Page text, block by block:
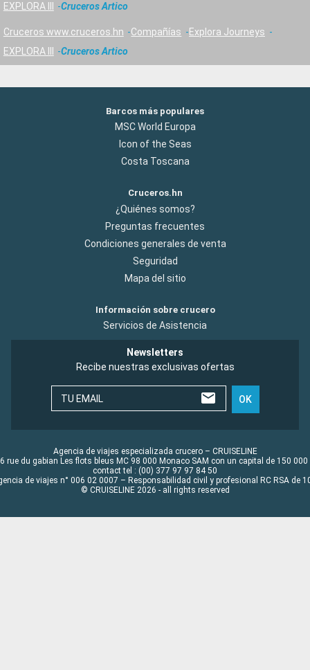
EXPLORA III
Cruceros Artico
Cruceros www.cruceros.hn Compañías
Explora Journeys
EXPLORA III
Cruceros Artico
Barcos más populares
MSC World Europa
Icon of the Seas
Costa Toscana
Cruceros.hn
¿Quiénes somos?
Preguntas frecuentes
Condiciones generales de venta
Seguridad
Mapa del sitio
Información sobre crucero
Servicios de Asistencia
Newsletters
Recibe nuestras exclusivas ofertas
TU EMAIL OK
Agencia de viajes especializada crucero – CRUISELINE
rue du gabian Les flots bleus MC 98 000 Monaco SAM con un capital de 150 000
contact tel : (00) 377 97 97 84 50
de viajes n° 006 02 0007 – Responsabilidad civil y profesional RC RSA de
© CRUISELINE 2026 - all rights reserved